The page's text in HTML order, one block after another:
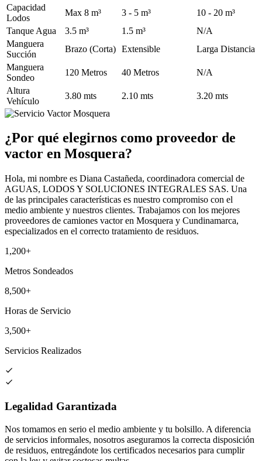
Capacidad
Lodos
Max 8 m³ 3 - 5 m³
10 - 20 m³
Tanque Agua
3.5 m³ 1.5 m³
N/A
Manguera
Succión
Brazo (Corta) Extensible
Larga Distancia
Manguera
Sondeo
120 Metros 40 Metros
N/A
Altura
Vehículo
3.80 mts 2.10 mts 3.20 mts
¿Por qué elegirnos como proveedor de
vactor en Mosquera?
Hola, mi nombre es Diana Castañeda, coordinadora comercial de
AGUAS, LODOS Y SOLUCIONES INTEGRALES SAS. Una
de las principales características es nuestro compromiso con el
medio ambiente y nuestros clientes. Trabajamos con los mejores
proveedores de camiones vactor en Mosquera y Cundinamarca,
especializados en el correcto tratamiento de residuos.
1,200+
Metros Sondeados
8,500+
Horas de Servicio
3,500+
Servicios Realizados
Legalidad Garantizada
Nos tomamos en serio el medio ambiente y tu bolsillo. A diferencia
de servicios informales, nosotros aseguramos la correcta disposición
de residuos, entregándote los certificados necesarios para cumplir